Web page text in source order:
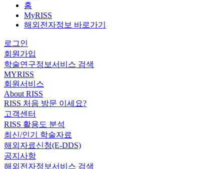
홈
MyRISS
해외전자정보 바로가기
로그인
회원가입
학술연구정보서비스 검색
MYRISS
회원서비스
About RISS
RISS 처음 방문 이세요?
고객센터
RISS 활용도 분석
최신/인기 학술자료
해외자료신청(E-DDS)
공지사항
해외전자정보서비스 검색